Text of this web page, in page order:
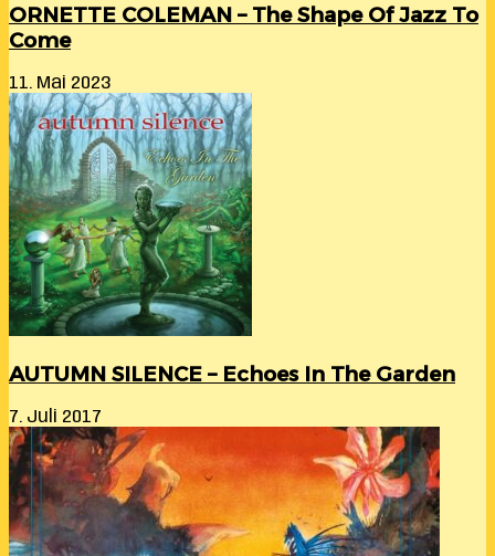
ORNETTE COLEMAN – The Shape Of Jazz To
Come
11. Mai 2023
AUTUMN SILENCE – Echoes In The Garden
7. Juli 2017